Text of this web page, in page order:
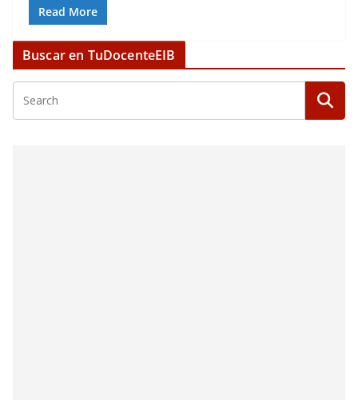
Read More
Buscar en TuDocenteEIB